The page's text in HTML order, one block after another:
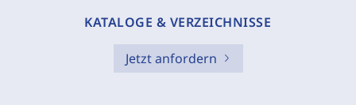
KATALOGE & VERZEICHNISSE
Jetzt anfordern